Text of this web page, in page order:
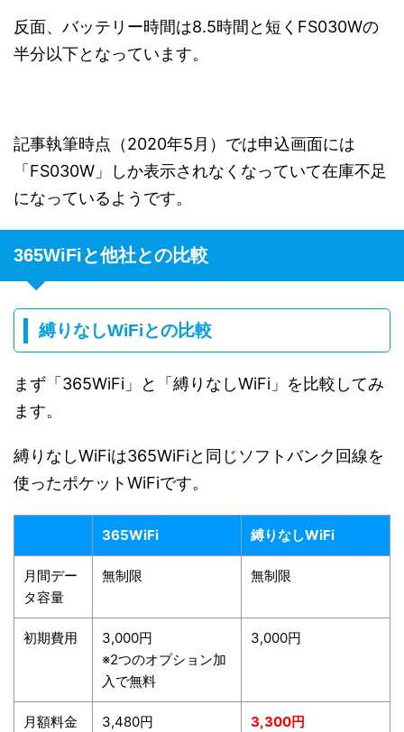
反面、バッテリー時間は8.5時間と短くFS030Wの
半分以下となっています。
記事執筆時点（2020年5月）では申込画面には
「FS030W」しか表示されなくなっていて在庫不足
になっているようです。
365WiFiと他社との比較
縛りなしWiFiとの比較
まず「365WiFi」と「縛りなしWiFi」を比較してみ
ます。
縛りなしWiFiは365WiFiと同じソフトバンク回線を
使ったポケットWiFiです。
365WiFi 縛りなしWiFi
月間デー
タ容量
無制限 無制限
初期費用
3,000円
※2つのオプション加
入で無料
3,000円
月額料金 3,480円 3,300円